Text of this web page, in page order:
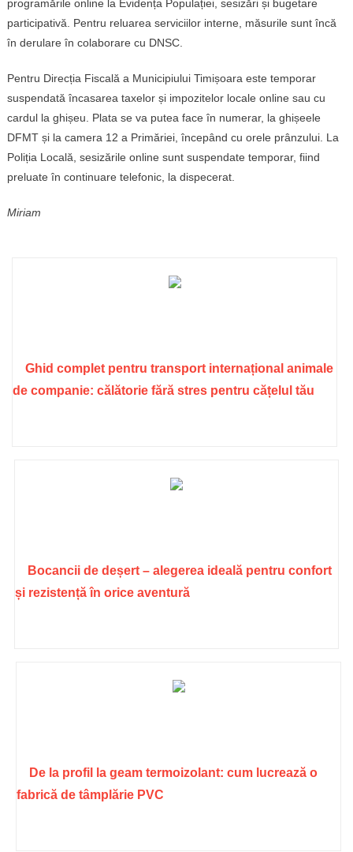
programările online la Evidența Populației, sesizări și bugetare
participativă. Pentru reluarea serviciilor interne, măsurile sunt încă
în derulare în colaborare cu DNSC.
Pentru Direcția Fiscală a Municipiului Timișoara este temporar
suspendată încasarea taxelor și impozitelor locale online sau cu
cardul la ghișeu. Plata se va putea face în numerar, la ghișeele
DFMT și la camera 12 a Primăriei, începând cu orele prânzului. La
Poliția Locală, sesizările online sunt suspendate temporar, fiind
preluate în continuare telefonic, la dispecerat.
Miriam
Ghid complet pentru transport internațional animale
de companie: călătorie fără stres pentru cățelul tău
Bocancii de deșert – alegerea ideală pentru confort
și rezistență în orice aventură
De la profil la geam termoizolant: cum lucrează o
fabrică de tâmplărie PVC